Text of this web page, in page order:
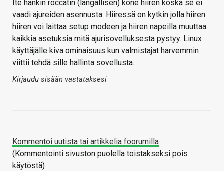
Ite hankin roccatin (langallisen) kone hiiren koska se ei
vaadi ajureiden asennusta. Hiiressä on kytkin jolla hiiren
hiiren voi laittaa setup modeen ja hiiren napeilla muuttaa
kaikkia asetuksia mitä ajurisovelluksesta pystyy. Linux
käyttäjälle kiva ominaisuus kun valmistajat harvemmin
viittii tehdä sille hallinta sovellusta.
Kirjaudu sisään vastataksesi
Kommentoi uutista tai artikkelia foorumilla
(Kommentointi sivuston puolella toistakseksi pois
käytöstä)